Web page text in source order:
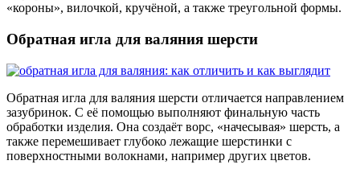
«короны», вилочкой, кручёной, а также треугольной формы.
Обратная игла для валяния шерсти
Обратная игла для валяния шерсти отличается направлением
зазубринок. С её помощью выполняют финальную часть
обработки изделия. Она создаёт ворс, «начесывая» шерсть, а
также перемешивает глубоко лежащие шерстинки с
поверхностными волокнами, например других цветов.